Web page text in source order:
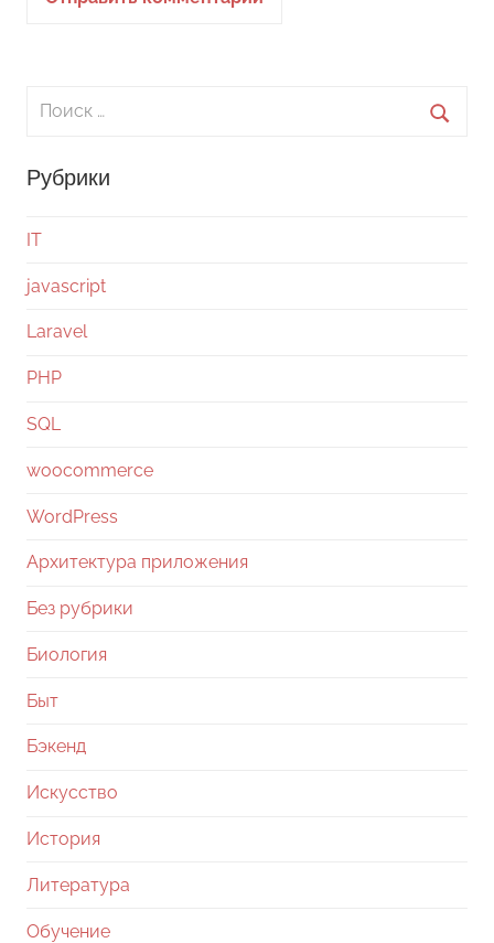
Поиск
Рубрики
IT
javascript
Laravel
PHP
SQL
woocommerce
WordPress
Архитектура приложения
Без рубрики
Биология
Быт
Бэкенд
Искусство
История
Литература
Обучение